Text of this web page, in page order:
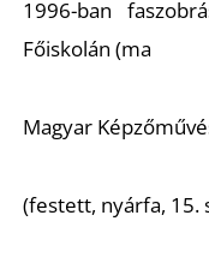
1996-ban
Főiskolán (ma
Magyar
(festett, nyárfa, 15.